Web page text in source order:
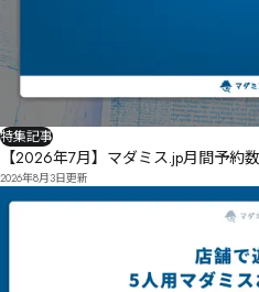
特集記事
【2026年7月】マダミス.jp月間予約
2026年8月3日更新